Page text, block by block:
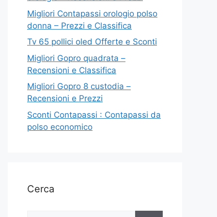
Migliori Contapassi orologio polso
donna – Prezzi e Classifica
Tv 65 pollici oled Offerte e Sconti
Migliori Gopro quadrata –
Recensioni e Classifica
Migliori Gopro 8 custodia –
Recensioni e Prezzi
Sconti Contapassi : Contapassi da
polso economico
Cerca